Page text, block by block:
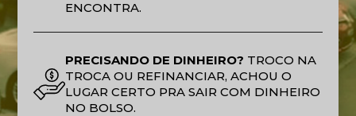
ENCONTRA.
PRECISANDO DE DINHEIRO? TROCO NA
TROCA OU REFINANCIAR, ACHOU O
LUGAR CERTO PRA SAIR COM DINHEIRO
NO BOLSO.